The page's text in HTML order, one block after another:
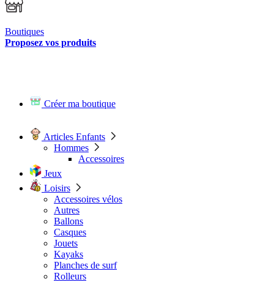
Boutiques
Proposez vos produits
Créer ma boutique
Articles Enfants
Hommes
Accessoires
Jeux
Loisirs
Accessoires vélos
Autres
Ballons
Casques
Jouets
Kayaks
Planches de surf
Rolleurs